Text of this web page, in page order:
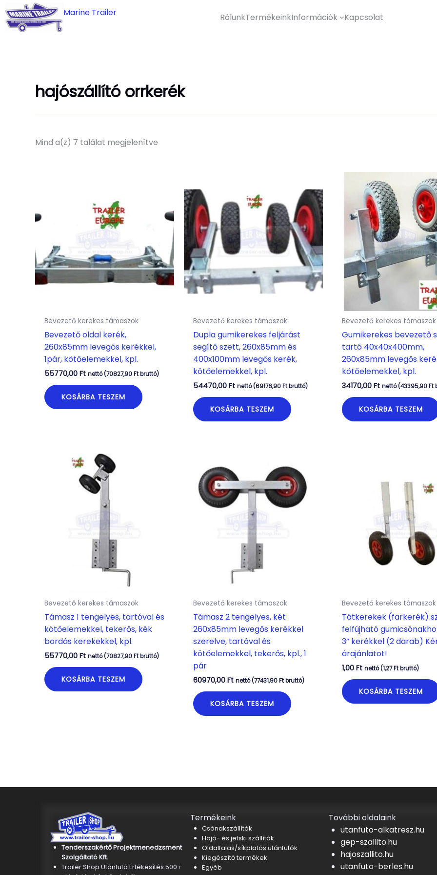
to
content
Marine Trailer RólunkTermékeinkInformációk Kapcsolat
hajószállító orrkerék
Mind a(z) 7 találat megjelenítve
Bevezető kerekes támaszok
Bevezető oldal kerék,
260x85mm levegős kerékkel,
1pár, kötőelemekkel, kpl.
55770,00Ft nettó (70827,90 Ft bruttó)
KOSÁRBA TESZEM
Bevezető kerekes támaszok
Dupla gumikerekes feljárást
segítő szett, 260x85mm és
400x100mm levegős kerék,
kötőelemekkel, kpl.
54470,00Ft nettó (69176,90 Ft bruttó)
KOSÁRBA TESZEM
Bevezető kerekes támaszok
Gumikerekes bevezető
tartó 40x40x400mm,
260x85mm levegős
kötőelemekkel, kpl.
34170,00Ft nettó (43395,90 Ft
KOSÁRBA TESZEM
Bevezető kerekes támaszok
Támasz 1 tengelyes, tartóval és
kötőelemekkel, tekerős, kék
bordás kerekekkel, kpl.
55770,00Ft nettó (70827,90 Ft bruttó)
KOSÁRBA TESZEM
Bevezető kerekes támaszok
Támasz 2 tengelyes, két
260x85mm levegős kerékkel
szerelve, tartóval és
kötőelemekkel, tekerős, kpl., 1
pár
60970,00Ft nettó (77431,90 Ft bruttó)
KOSÁRBA TESZEM
Bevezető kerekes támaszok
Tátkerekek (farkerék)
felfújható
3” kerékkel (2 darab)
árajánlatot!
1,00Ft nettó (1,27Ft bruttó)
KOSÁRBA TESZEM
Tenderszakértő Projektmenedzsment
Szolgáltató Kft.
Trailer Shop Utánfutó Értékesítés 500+
Termékeink
Csónakszállítók
Hajó- és jetski szállítók
Oldalfalas/síkplatós utánfutók
Kiegészítő termékek
Egyéb
További oldalaink
utanfuto-alkatresz.hu
gep-szallito.hu
hajoszallito.hu
utanfuto-berles.hu